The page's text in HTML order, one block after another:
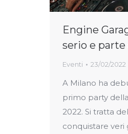
Engine
serio e parte
Eventi 23/02/2022
A Milano ha
primo party
2022. Si tratta
conquistare